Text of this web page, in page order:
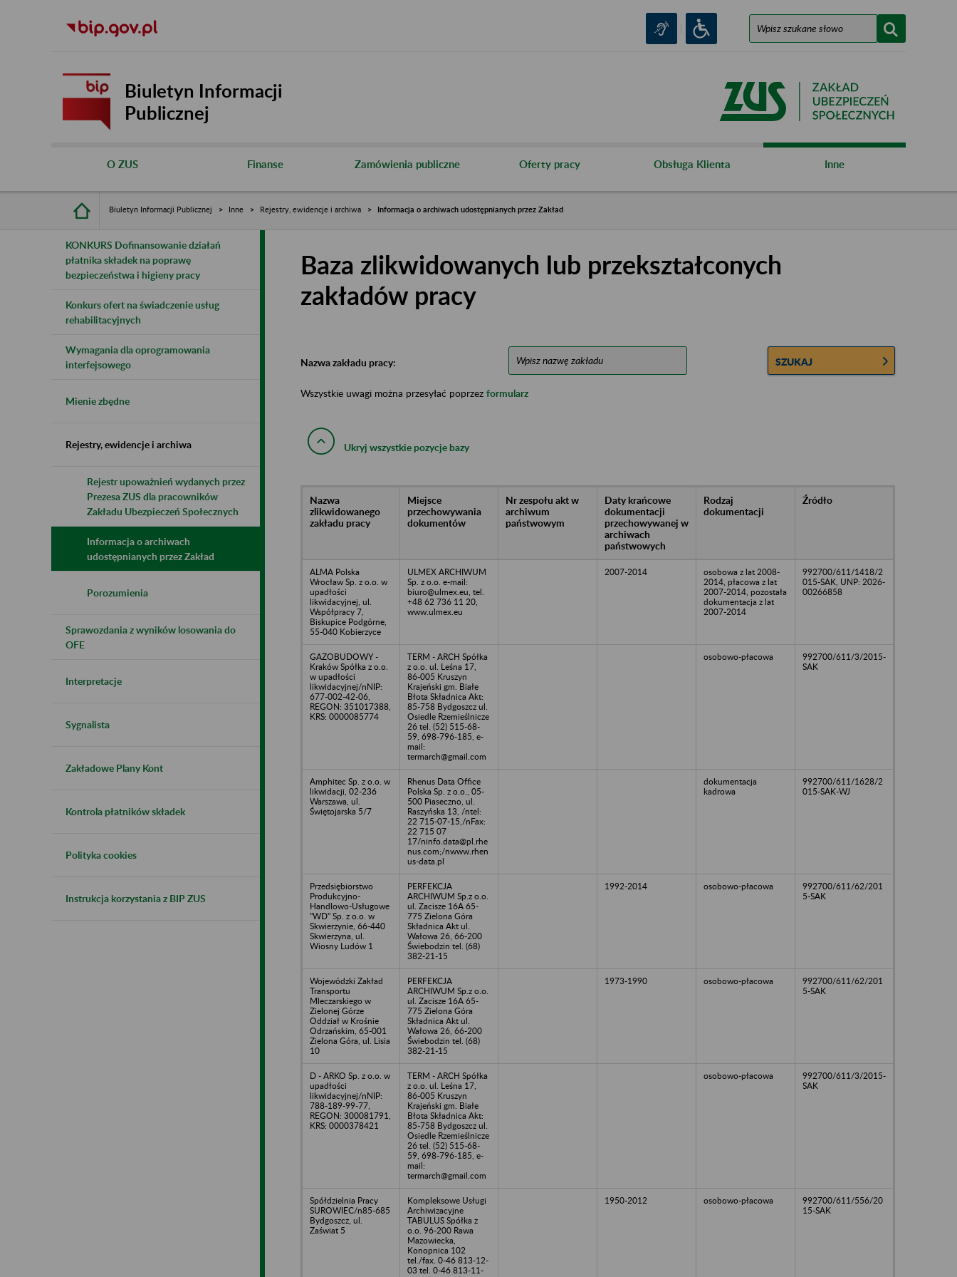
Biuletyn Informacji
Publicznej
O ZUS Finanse Zamówienia publiczne Oferty pracy Obsługa Klienta Inne
Biuletyn Informacji Publicznej Inne Rejestry, ewidencje i archiwa Informacja o archiwach udostępnianych przez Zakład
KONKURS Dofinansowanie działań
płatnika składek na poprawę
bezpieczeństwa i higieny pracy
Konkurs ofert na świadczenie usług
rehabilitacyjnych
Wymagania dla oprogramowania
interfejsowego
Mienie zbędne
Rejestry, ewidencje i archiwa
Rejestr upoważnień wydanych przez
Prezesa ZUS dla pracowników
Zakładu Ubezpieczeń Społecznych
Informacja o archiwach
udostępnianych przez Zakład
Porozumienia
Sprawozdania z wyników losowania do
OFE
Interpretacje
Sygnalista
Zakładowe Plany Kont
Kontrola płatników składek
Polityka cookies
Instrukcja korzystania z BIP ZUS
Baza zlikwidowanych lub przekształconych
zakładów pracy
Nazwa zakładu pracy: SZUKAJ
Wszystkie uwagi można przesyłać poprzez formularz
Ukryj wszystkie pozycje bazy
Nazwa
zlikwidowanego
zakładu pracy
Miejsce
przechowywania
dokumentów
Nr zespołu akt w
archiwum
państwowym
Daty krańcowe
dokumentacji
przechowywanej w
archiwach
państwowych
Rodzaj
dokumentacji
Źródło
ALMA Polska
Wrocław Sp. z o.o. w
upadłości
likwidacyjnej, ul.
Współpracy 7,
Biskupice Podgórne,
55-040 Kobierzyce
ULMEX ARCHIWUM
Sp. z o.o. e-mail:
biuro@ulmex.eu, tel.
+48 62 736 11 20,
www.ulmex.eu
2007-2014
osobowa z lat 2008-
2014, płacowa z lat
2007-2014, pozostała
dokumentacja z lat
2007-2014
992700/611/1418/2
015-SAK, UNP: 2026-
00266858
GAZOBUDOWY -
Kraków Spółka z o.o.
w upadłości
likwidacyjnej/nNIP:
677-002-42-06,
REGON: 351017388,
KRS: 0000085774
TERM - ARCH Spółka
z o.o. ul. Leśna 17,
86-005 Kruszyn
Krajeński gm. Białe
Błota Składnica Akt:
85-758 Bydgoszcz ul.
Osiedle Rzemieślnicze
26 tel. (52) 515-68-
59, 698-796-185, e-
mail:
termarch@gmail.com
osobowo-płacowa
992700/611/3/2015-
SAK
Amphitec Sp. z o.o. w
likwidacji, 02-236
Warszawa, ul.
Świętojarska 5/7
Rhenus Data Office
Polska Sp. z o.o., 05-
500 Piaseczno, ul.
Raszyńska 13, /ntel:
22 715-07-15,/nFax:
22 715 07
17/ninfo.data@pl.rhe
nus.com;/nwww.rhen
us-data.pl
dokumentacja
kadrowa
992700/611/1628/2
015-SAK-WJ
Przedsiębiorstwo
Produkcyjno-
Handlowo-Usługowe
"WD" Sp. z o.o. w
Skwierzynie, 66-440
Skwierzyna, ul.
Wiosny Ludów 1
PERFEKCJA
ARCHIWUM Sp.z o.o.
ul. Zacisze 16A 65-
775 Zielona Góra
Składnica Akt ul.
Wałowa 26, 66-200
Świebodzin tel. (68)
382-21-15
1992-2014 osobowo-płacowa
992700/611/62/201
5-SAK
Wojewódzki Zakład
Transportu
Mleczarskiego w
Zielonej Górze
Oddział w Krośnie
Odrzańskim, 65-001
Zielona Góra, ul. Lisia
10
PERFEKCJA
ARCHIWUM Sp.z o.o.
ul. Zacisze 16A 65-
775 Zielona Góra
Składnica Akt ul.
Wałowa 26, 66-200
Świebodzin tel. (68)
382-21-15
1973-1990 osobowo-płacowa
992700/611/62/201
5-SAK
D - ARKO Sp. z o.o. w
upadłości
likwidacyjnej/nNIP:
788-189-99-77,
REGON: 300081791,
KRS: 0000378421
TERM - ARCH Spółka
z o.o. ul. Leśna 17,
86-005 Kruszyn
Krajeński gm. Białe
Błota Składnica Akt:
85-758 Bydgoszcz ul.
Osiedle Rzemieślnicze
26 tel. (52) 515-68-
59, 698-796-185, e-
mail:
termarch@gmail.com
osobowo-płacowa
992700/611/3/2015-
SAK
Spółdzielnia Pracy
SUROWIEC/n85-685
Bydgoszcz, ul.
Zaświat 5
Kompleksowe Usługi
Archiwizacyjne
TABULUS Spółka z
o.o. 96-200 Rawa
Mazowiecka,
Konopnica 102
tel./fax. 0-46 813-12-
03 tel. 0-46 813-11-
1950-2012 osobowo-płacowa
992700/611/556/20
15-SAK